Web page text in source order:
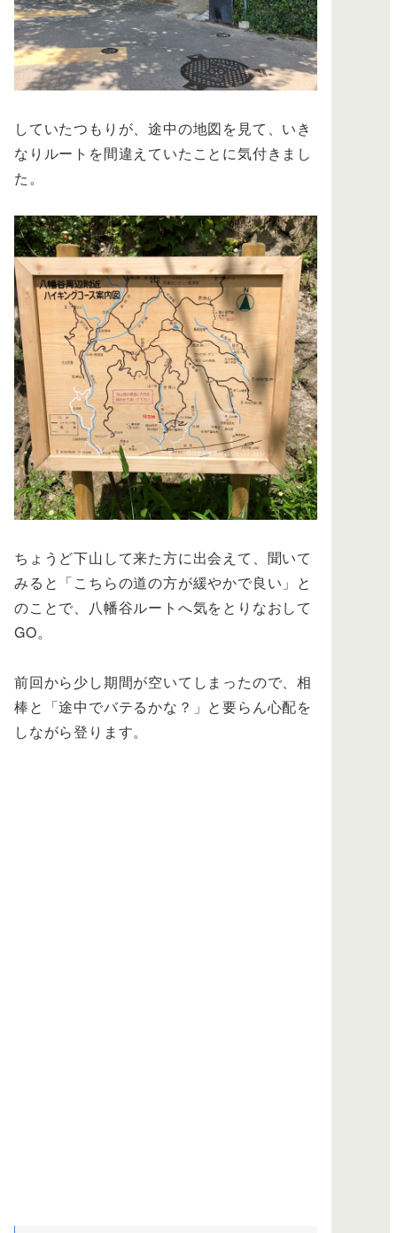
していたつもりが、途中の地図を見て、いき
なりルートを間違えていたことに気付きまし
た。
ちょうど下山して来た方に出会えて、聞いて
みると「こちらの道の方が緩やかで良い」と
のことで、八幡谷ルートへ気をとりなおして
GO。
前回から少し期間が空いてしまったので、相
棒と「途中でバテるかな？」と要らん心配を
しながら登ります。